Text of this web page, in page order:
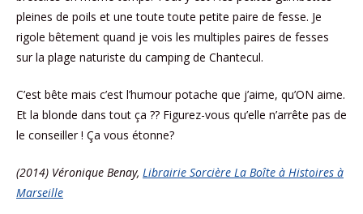
pleines de poils et une toute toute petite paire de fesse. Je
rigole bêtement quand je vois les multiples paires de fesses
sur la plage naturiste du camping de Chantecul.
C’est bête mais c’est l’humour potache que j’aime, qu’ON aime.
Et la blonde dans tout ça ?? Figurez-vous qu’elle n’arrête pas de
le conseiller ! Ça vous étonne?
(2014) Véronique Benay, Librairie Sorcière La Boîte à Histoires à
Marseille